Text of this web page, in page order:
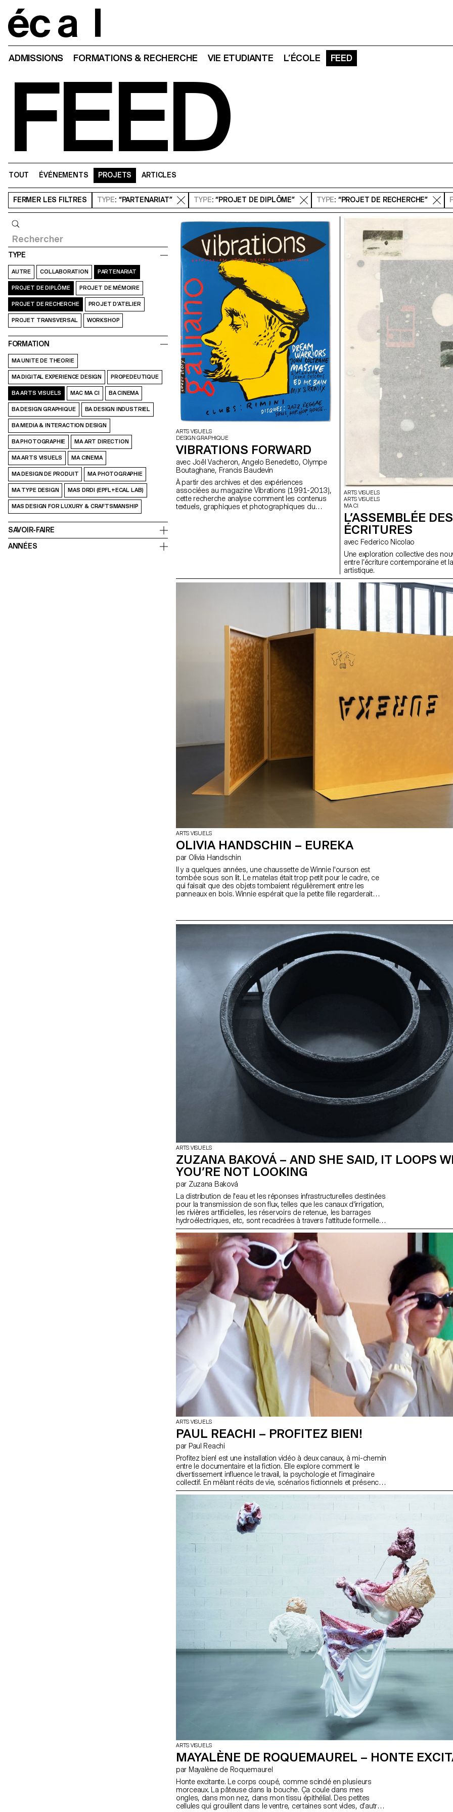
ADMISSIONS FORMATIONS & RECHERCHE VIE ETUDIANTE L’ÉCOLE FEED
FEED
TOUT ÉVÉNEMENTS PROJETS ARTICLES
FERMER LES FILTRES TYPE: “PARTENARIAT” TYPE: “PROJET DE DIPLÔME” TYPE: “PROJET DE RECHERCHE”
TYPE
AUTRE COLLABORATION PARTENARIAT
PROJET DE DIPLÔME PROJET DE MÉMOIRE
PROJET DE RECHERCHE PROJET D’ATELIER
PROJET TRANSVERSAL WORKSHOP
FORMATION
MA UNITE DE THEORIE
MA DIGITAL EXPERIENCE DESIGN PROPEDEUTIQUE
BA ARTS VISUELS MAC MA CI BA CINEMA
BA DESIGN GRAPHIQUE BA DESIGN INDUSTRIEL
BA MEDIA & INTERACTION DESIGN
BA PHOTOGRAPHIE MA ART DIRECTION
MA ARTS VISUELS MA CINEMA
MA DESIGN DE PRODUIT MA PHOTOGRAPHIE
MA TYPE DESIGN MAS DRDI (EPFL+ECAL LAB)
MAS DESIGN FOR LUXURY & CRAFTSMANSHIP
SAVOIR-FAIRE
ANNÉES
ARTS VISUELS
DESIGN GRAPHIQUE
VIBRATIONS FORWARD
avec Joël Vacheron, Angelo Benedetto, Olympe
Boutaghane, Francis Baudevin
À partir des archives et des expériences
associées au magazine Vibrations (1991-2013),
cette recherche analyse comment les contenus
textuels, graphiques et photographiques du
ARTS VISUELS
ARTS VISUELS
MA CI
L’ASSEMBLÉE DES
ÉCRITURES
avec Federico Nicolao
Une exploration collective des
entre l’écriture contemporaine et
artistique.
ARTS VISUELS
OLIVIA HANDSCHIN – EUREKA
par Olivia Handschin
Il y a quelques années, une chaussette de Winnie l'ourson est
tombée sous son lit. Le matelas était trop petit pour le cadre, ce
qui faisait que des objets tombaient régulièrement entre les
panneaux en bois. Winnie espérait que la petite fille regarderait
un endroit particulier, un lieu qui collecte tous ces petits objets
oubliés qui glissent entre les panneaux—une sorte de portail vers
un royaume oublié, enfoui sous la poussière et des boîtes de
rangement anciennes. C'était le pire sort qu'un objet domestique
puisse endurer—une sorte de limbes—et selon la maison, il pouvait
s'écouler beaucoup de temps avant d'être retrouvé, si jamais on
vous retrouve un jour.
ARTS VISUELS
ZUZANA BAKOVÁ – AND SHE SAID, IT LOOPS
YOU’RE NOT LOOKING
par Zuzana Baková
La distribution de l'eau et les réponses infrastructurelles destinées
pour la transmission de son flux, telles que les canaux d'irrigation,
les rivières artificielles, les réservoirs de retenue, les barrages
hydroélectriques, etc, sont recadrées à travers l'attitude formelle
de la sculpture circulaire, contenant de l'eau. Ceci est un discours
sur le contrôle, l'allocation et l'accès à la ressource. Les formes et
les mouvements circulaires font allusion à des constructions
temporelles telles que les boucles, les capsules temporelles et
l'atemporalité. Le temps et l'espace sont traités comme des
variables dans cette équation.
ARTS VISUELS
PAUL REACHI – PROFITEZ BIEN!
par Paul Reachi
Profitez bien! est une installation vidéo à deux canaux, à mi-chemin
entre le documentaire et la fiction. Elle explore comment le
divertissement influence le travail, la psychologie et l’imaginaire
collectif. En mêlant récits de vie, scénarios fictionnels et présence
animale, elle interroge les attitudes générationnelles et culturelles
face à la passion, au travail et au sens de l’existence. Tournée sur
les côtes méditerranéennes et lémaniques — où loisirs et labeur se
confondent — l’œuvre examine des réalités superposées. Le
format à deux canaux saisit cette simultanéité tout en proposant un
matériel à la fois hi-fi et lo-fi, reflétant une expérience fragmentée et
ARTS VISUELS
MAYALÈNE DE ROQUEMAUREL – HONTE
par Mayalène de Roquemaurel
Honte excitante. Le corps coupé, comme scindé en plusieurs
morceaux. La pâteuse dans la bouche. Ça coule dans mes
ongles, dans mon nez, dans mon tissu épithélial. Des petites
cellules qui grouillent dans le ventre, certaines sont vides, d’autres